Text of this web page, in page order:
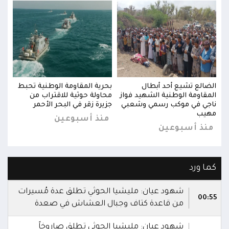
الضالع تشيع أحد أبطال
المقاومة الوطنية الشهيد فواز
ناجي في موكب رسمي وشعبي
مهيب
منذ أسبوعين
بحرية المقاومة الوطنية تحبط
محاولة حوثية للاقتراب من
جزيرة زقر في البحر الأحمر
منذ أسبوعين
كما ورد
00:55
شهود عيان: مليشيا الحوثي تطلق عدة مُسيرات
من قاعدة كتاف وجبال العشاش في صعدة
شهود عيان: مليشيا الحوثي تطلق صاروخاً